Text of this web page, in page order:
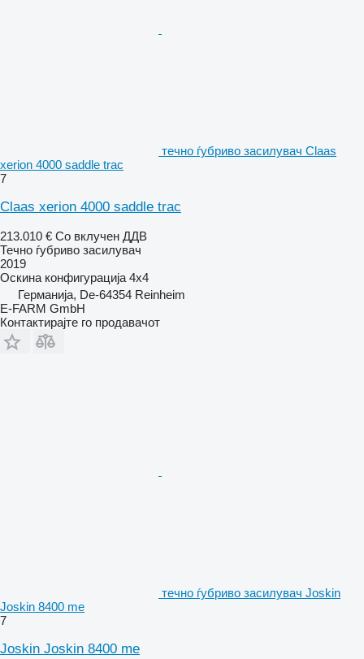
течно ѓубриво засилувач Claas
xerion 4000 saddle trac
7
Claas xerion 4000 saddle trac
213.010 € Со вклучен ДДВ
Течно ѓубриво засилувач
2019
Оскина конфигурација 4x4
Германија, De-64354 Reinheim
E-FARM GmbH
Контактирајте го продавачот
течно ѓубриво засилувач Joskin
Joskin 8400 me
7
Joskin Joskin 8400 me